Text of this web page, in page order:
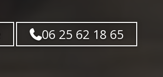
06 25 62 18 65